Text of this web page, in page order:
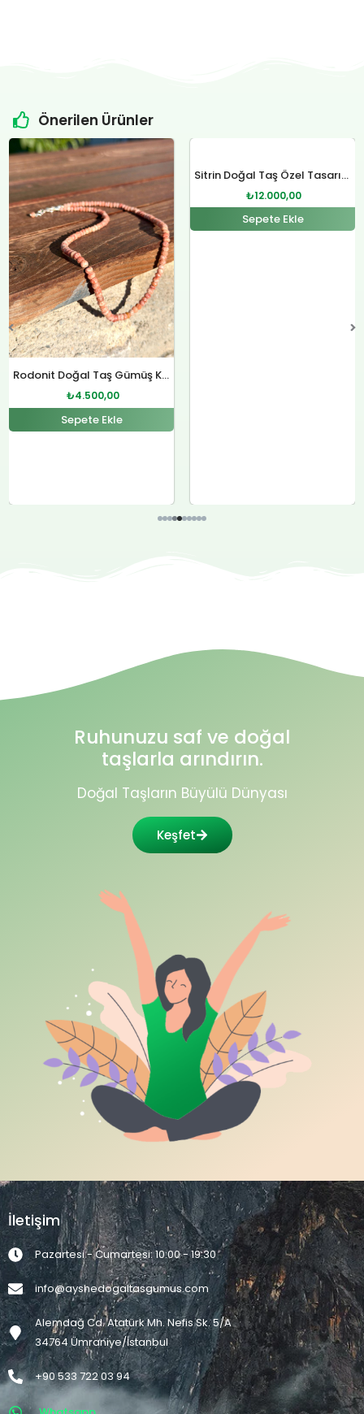
Önerilen Ürünler
Rodonit Doğal Taş Gümüş Kolye
Orijinal
fiyat:
₺4.800,00.
₺4.500,00
Şu
andaki
fiyat:
₺4.500,00.
Sepete Ekle
Sitrin Doğal Taş Özel Tasarım Gümüş Kolye
₺12.400,00.
₺12.000,00
₺12.000,00.
Sepete Ekle
Ruhunuzu saf ve doğal
taşlarla arındırın.
Doğal Taşların Büyülü Dünyası
Keşfet
İletişim
Pazartesi - Cumartesi: 10:00 - 19:30
info@ayshedogaltasgumus.com
Alemdağ Cd. Atatürk Mh. Nefis Sk. 5/A
34764 Ümraniye/İstanbul
+90 533 722 03 94